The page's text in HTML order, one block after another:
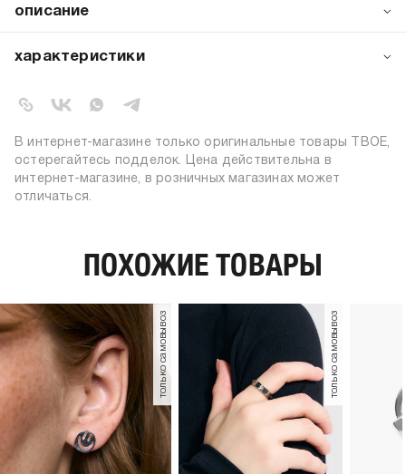
описание
двойным браслетом от бренда ТВОЕ! Этот серебристый
создает интересный визуальный эффект, а надежное
использовании.
характеристики
коллекция:
вид застежки:
карабин
цвет:
белый
состав:
70% железо; 30% цинковый
женский
В интернет-магазине только оригинальные товары ТВОЕ,
остерегайтесь подделок. Цена действительна в
интернет-магазине, в розничных магазинах может
отличаться.
ПОХОЖИЕ ТОВАРЫ
только самовывоз только самовывоз